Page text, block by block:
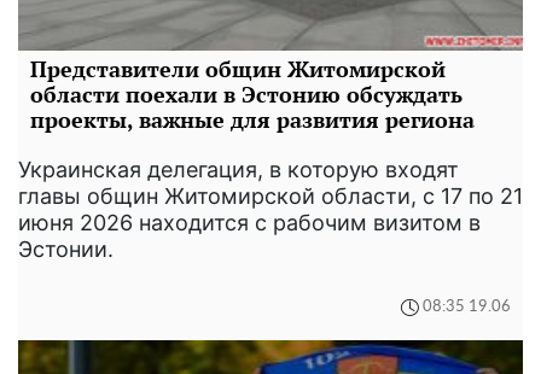
Представители общин Житомирской
области поехали в Эстонию обсуждать
проекты, важные для развития региона
Украинская делегация, в которую входят
главы общин Житомирской области, с 17 по 21
июня 2026 находится с рабочим визитом в
Эстонии.
08:35 19.06